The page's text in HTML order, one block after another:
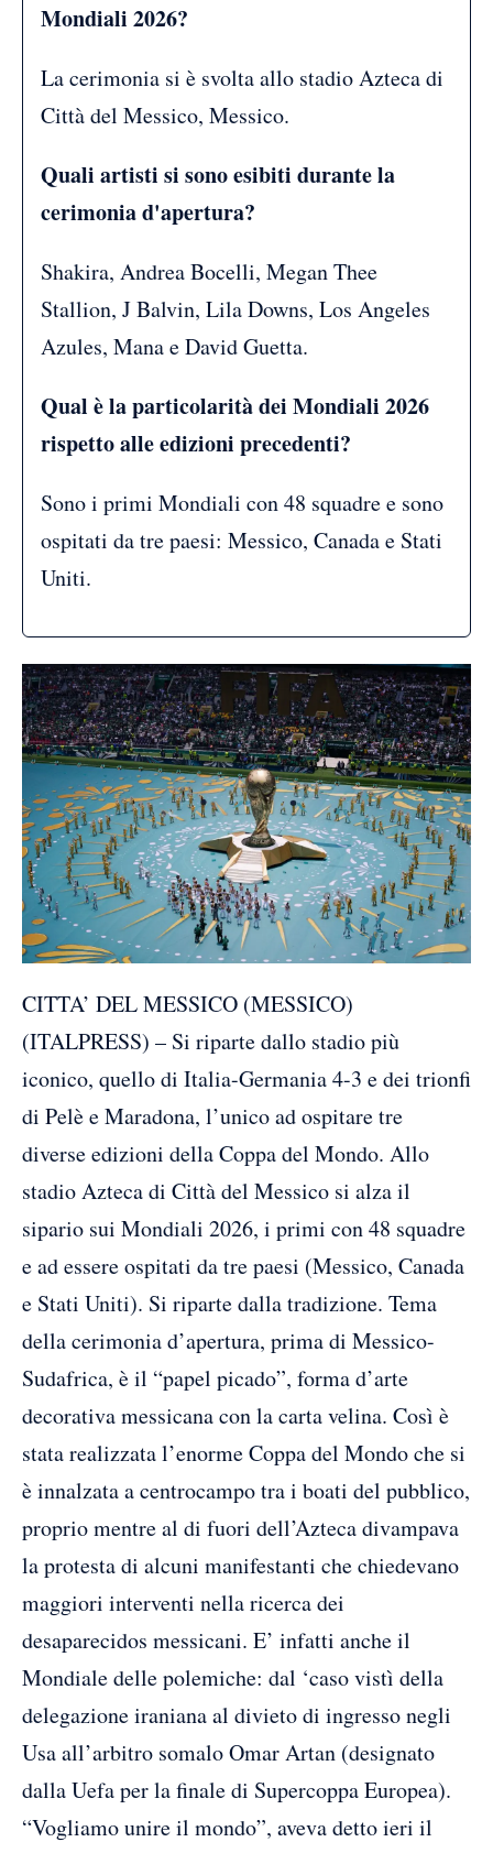
Mondiali 2026?
La cerimonia si è svolta allo stadio Azteca di
Città del Messico, Messico.
Quali artisti si sono esibiti durante la
cerimonia d'apertura?
Shakira, Andrea Bocelli, Megan Thee
Stallion, J Balvin, Lila Downs, Los Angeles
Azules, Mana e David Guetta.
Qual è la particolarità dei Mondiali 2026
rispetto alle edizioni precedenti?
Sono i primi Mondiali con 48 squadre e sono
ospitati da tre paesi: Messico, Canada e Stati
Uniti.
CITTA’ DEL MESSICO (MESSICO)
(ITALPRESS) – Si riparte dallo stadio più
iconico, quello di Italia-Germania 4-3 e dei trionfi
di Pelè e Maradona, l’unico ad ospitare tre
diverse edizioni della Coppa del Mondo. Allo
stadio Azteca di Città del Messico si alza il
sipario sui Mondiali 2026, i primi con 48 squadre
e ad essere ospitati da tre paesi (Messico, Canada
e Stati Uniti). Si riparte dalla tradizione. Tema
della cerimonia d’apertura, prima di Messico-
Sudafrica, è il “papel picado”, forma d’arte
decorativa messicana con la carta velina. Così è
stata realizzata l’enorme Coppa del Mondo che si
è innalzata a centrocampo tra i boati del pubblico,
proprio mentre al di fuori dell’Azteca divampava
la protesta di alcuni manifestanti che chiedevano
maggiori interventi nella ricerca dei
desaparecidos messicani. E’ infatti anche il
Mondiale delle polemiche: dal ‘caso vistì della
delegazione iraniana al divieto di ingresso negli
Usa all’arbitro somalo Omar Artan (designato
dalla Uefa per la finale di Supercoppa Europea).
“Vogliamo unire il mondo”, aveva detto ieri il